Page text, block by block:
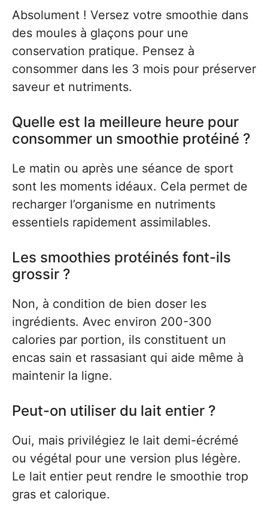
Absolument ! Versez votre smoothie dans
des moules à glaçons pour une
conservation pratique. Pensez à
consommer dans les 3 mois pour préserver
saveur et nutriments.
Quelle est la meilleure heure pour
consommer un smoothie protéiné ?
Le matin ou après une séance de sport
sont les moments idéaux. Cela permet de
recharger l’organisme en nutriments
essentiels rapidement assimilables.
Les smoothies protéinés font-ils
grossir ?
Non, à condition de bien doser les
ingrédients. Avec environ 200-300
calories par portion, ils constituent un
encas sain et rassasiant qui aide même à
maintenir la ligne.
Peut-on utiliser du lait entier ?
Oui, mais privilégiez le lait demi-écrémé
ou végétal pour une version plus légère.
Le lait entier peut rendre le smoothie trop
gras et calorique.